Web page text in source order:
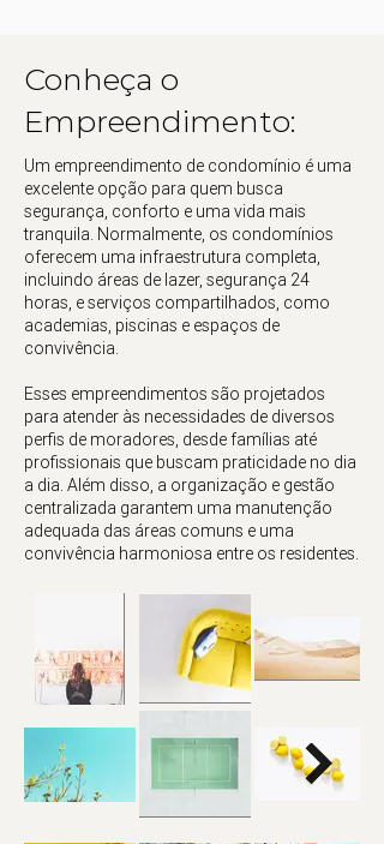
Conheça o
Empreendimento:
Um empreendimento de condomínio é uma
excelente opção para quem busca
segurança, conforto e uma vida mais
tranquila. Normalmente, os condomínios
oferecem uma infraestrutura completa,
incluindo áreas de lazer, segurança 24
horas, e serviços compartilhados, como
academias, piscinas e espaços de
convivência.
Esses empreendimentos são projetados
para atender às necessidades de diversos
perfis de moradores, desde famílias até
profissionais que buscam praticidade no dia
a dia. Além disso, a organização e gestão
centralizada garantem uma manutenção
adequada das áreas comuns e uma
convivência harmoniosa entre os residentes.